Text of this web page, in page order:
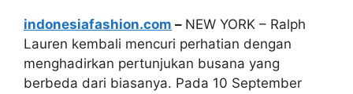
indonesiafashion.com – NEW YORK – Ralph
Lauren kembali mencuri perhatian dengan
menghadirkan pertunjukan busana yang
berbeda dari biasanya. Pada 10 September